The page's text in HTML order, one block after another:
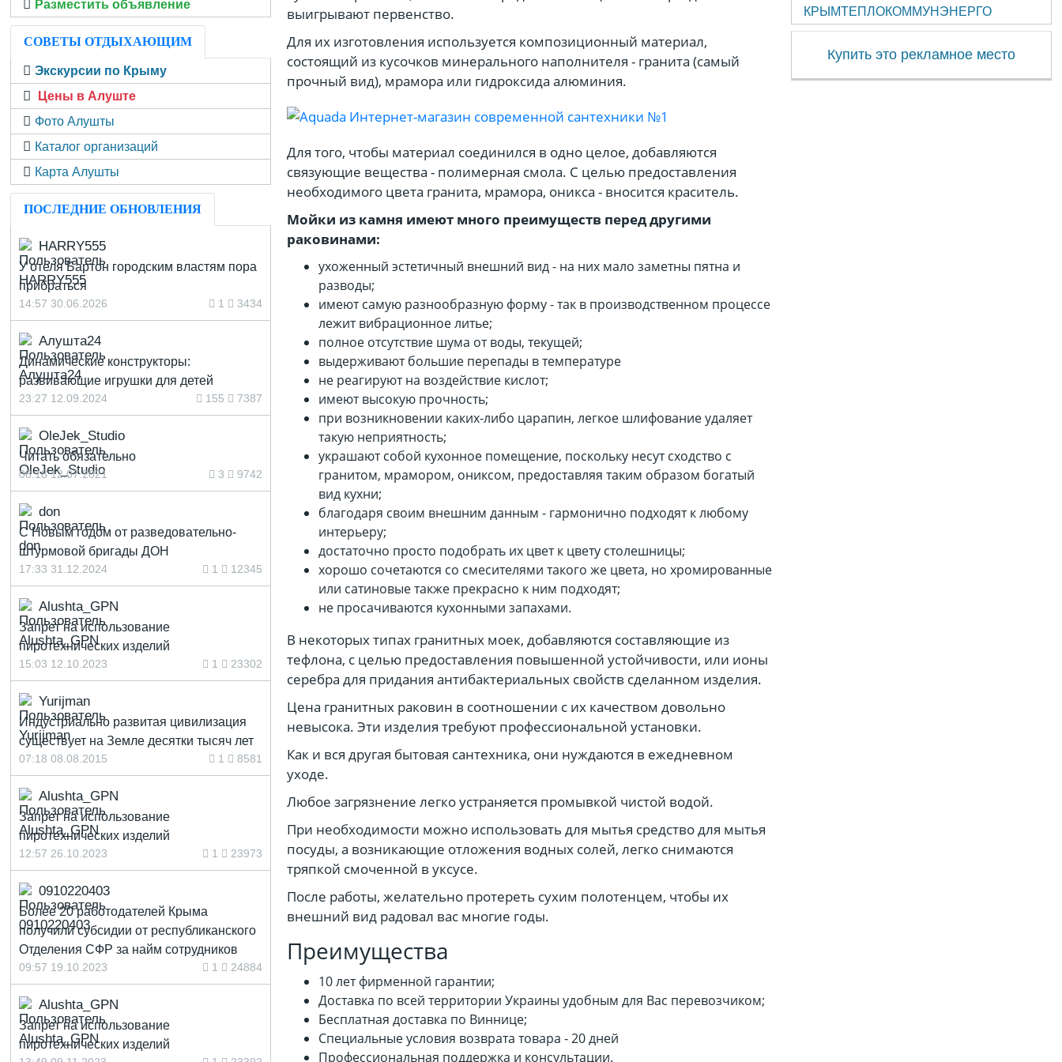
выигрывают первенство.
Для их изготовления используется композиционный материал,
состоящий из кусочков минерального наполнителя - гранита (самый
прочный вид), мрамора или гидроксида алюминия.
Для того, чтобы материал соединился в одно целое, добавляются
связующие вещества - полимерная смола. С целью предоставления
необходимого цвета гранита, мрамора, оникса - вносится краситель.
Мойки из камня имеют много преимуществ перед другими
раковинами:
ухоженный эстетичный внешний вид - на них мало заметны пятна и
разводы;
имеют самую разнообразную форму - так в производственном процессе
лежит вибрационное литье;
полное отсутствие шума от воды, текущей;
выдерживают большие перепады в температуре
не реагируют на воздействие кислот;
имеют высокую прочность;
при возникновении каких-либо царапин, легкое шлифование удаляет
такую ​​неприятность;
украшают собой кухонное помещение, поскольку несут сходство с
гранитом, мрамором, ониксом, предоставляя таким образом богатый
вид кухни;
благодаря своим внешним данным - гармонично подходят к любому
интерьеру;
достаточно просто подобрать их цвет к цвету столешницы;
хорошо сочетаются со смесителями такого же цвета, но хромированные
или сатиновые также прекрасно к ним подходят;
не просачиваются кухонными запахами.
В некоторых типах гранитных моек, добавляются составляющие из
тефлона, с целью предоставления повышенной устойчивости, или ионы
серебра для придания антибактериальных свойств сделанном изделия.
Цена гранитных раковин в соотношении с их качеством довольно
невысока. Эти изделия требуют профессиональной установки.
Как и вся другая бытовая сантехника, они нуждаются в ежедневном
уходе.
Любое загрязнение легко устраняется промывкой чистой водой.
При необходимости можно использовать для мытья средство для мытья
посуды, а возникающие отложения водных солей, легко снимаются
тряпкой смоченной в уксусе.
После работы, желательно протереть сухим полотенцем, чтобы их
внешний вид радовал вас многие годы.
Преимущества
10 лет фирменной гарантии;
Доставка по всей территории Украины удобным для Вас перевозчиком;
Бесплатная доставка по Виннице;
Специальные условия возврата товара - 20 дней
Профессиональная поддержка и консультации.
Разместить объявление
СОВЕТЫ ОТДЫХАЮЩИМ
Экскурсии по Крыму
Цены в Алуште
Фото Алушты
Каталог организаций
Карта Алушты
ПОСЛЕДНИЕ ОБНОВЛЕНИЯ
HARRY555
У отеля Бартон городским властям пора
прибраться
14:57 30.06.2026 1 3434
Алушта24
Динамические конструкторы:
развивающие игрушки для детей
23:27 12.09.2024 155 7387
OleJek_Studio
Читать обязательно
08:18 12.07.2021 3 9742
don
С Новым годом от разведовательно-
штурмовой бригады ДОН
17:33 31.12.2024 1 12345
Alushta_GPN
Запрет на использование
пиротехнических изделий
15:03 12.10.2023 1 23302
Yurijman
Индустриально развитая цивилизация
существует на Земле десятки тысяч лет
07:18 08.08.2015 1 8581
Alushta_GPN
Запрет на использование
пиротехнических изделий
12:57 26.10.2023 1 23973
0910220403
Более 20 работодателей Крыма
получили субсидии от республиканского
Отделения СФР за найм сотрудников
09:57 19.10.2023 1 24884
Alushta_GPN
Запрет на использование
пиротехнических изделий
КРЫМТЕПЛОКОММУНЭНЕРГО
Купить это рекламное место